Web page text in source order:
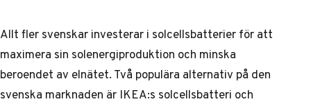
Allt fler svenskar investerar i solcellsbatterier för att
maximera sin solenergiproduktion och minska
beroendet av elnätet. Två populära alternativ på den
svenska marknaden är IKEA:s solcellsbatteri och